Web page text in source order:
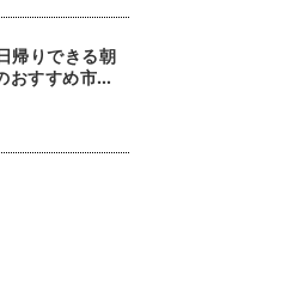
帰りできる朝
おすすめ市場